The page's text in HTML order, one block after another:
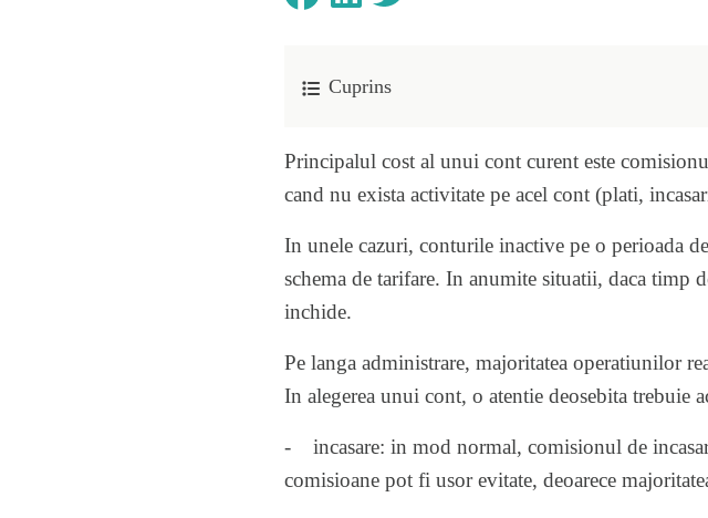
Cuprins
Principalul cost al unui cont curent este
cand nu exista activitate pe acel cont (plati,
In unele cazuri, conturile inactive pe o perioada
schema de tarifare. In anumite situatii, daca timp
inchide.
Pe langa administrare, majoritatea operatiunilor
In alegerea unui cont, o atentie deosebita trebuie
- incasare: in mod normal, comisionul de
comisioane pot fi usor evitate, deoarece